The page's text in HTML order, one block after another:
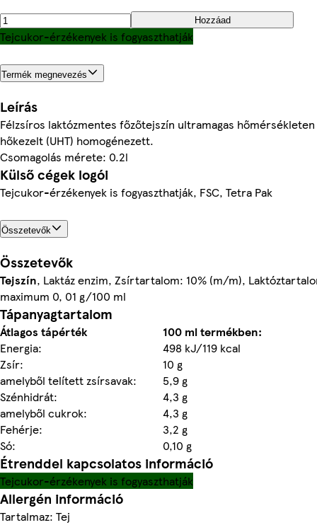
Hozzáad
Tejcukor-érzékenyek is fogyaszthatják
Termék megnevezés
Leírás
Félzsíros laktózmentes főzőtejszín ultramagas hőmérsékleten
hőkezelt (UHT) homogénezett.
Csomagolás mérete: 0.2l
Külső cégek logói
Tejcukor-érzékenyek is fogyaszthatják, FSC, Tetra Pak
Összetevők
Összetevők
Tejszín, Laktáz enzim, Zsírtartalom: 10% (m/m),
maximum 0, 01 g/100 ml
Tápanyagtartalom
Átlagos tápérték
100 ml termékben:
Energia:
498 kJ/119 kcal
Zsír:
10 g
amelyből telített zsírsavak:
5,9 g
Szénhidrát:
4,3 g
amelyből cukrok:
4,3 g
Fehérje:
3,2 g
Só:
0,10 g
Étrenddel kapcsolatos információ
Tejcukor-érzékenyek is fogyaszthatják
Allergén információ
Tartalmaz: Tej